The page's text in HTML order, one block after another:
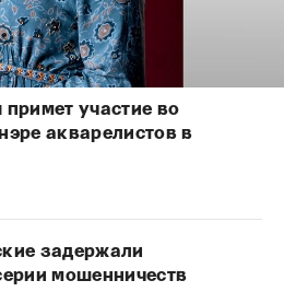
участие во
акварелистов в
задержали
мошенничеств